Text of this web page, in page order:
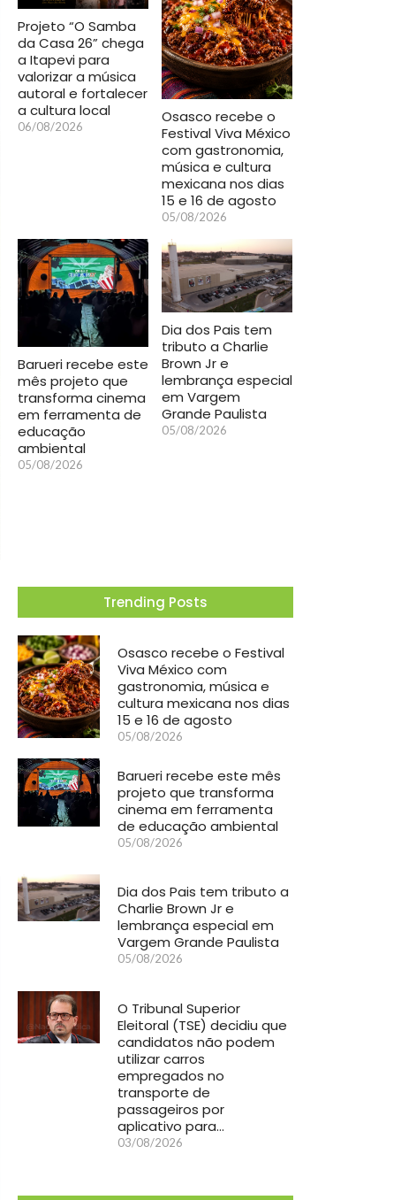
Projeto “O Samba
da Casa 26” chega
a Itapevi para
valorizar a música
autoral e fortalecer
a cultura local
06/08/2026
Osasco recebe o
Festival Viva México
com gastronomia,
música e cultura
mexicana nos dias
15 e 16 de agosto
05/08/2026
Barueri recebe este
mês projeto que
transforma cinema
em ferramenta de
educação
ambiental
05/08/2026
Dia dos Pais tem
tributo a Charlie
Brown Jr e
lembrança especial
em Vargem
Grande Paulista
05/08/2026
Trending Posts
Osasco recebe o Festival
Viva México com
gastronomia, música e
cultura mexicana nos dias
15 e 16 de agosto
05/08/2026
Barueri recebe este mês
projeto que transforma
cinema em ferramenta
de educação ambiental
05/08/2026
Dia dos Pais tem tributo a
Charlie Brown Jr e
lembrança especial em
Vargem Grande Paulista
05/08/2026
O Tribunal Superior
Eleitoral (TSE) decidiu que
candidatos não podem
utilizar carros
empregados no
transporte de
passageiros por
aplicativo para…
03/08/2026